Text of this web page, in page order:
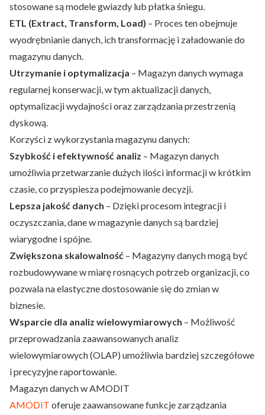
stosowane są modele gwiazdy lub płatka śniegu.
ETL (Extract, Transform, Load) – Proces ten obejmuje
wyodrębnianie danych, ich transformację i załadowanie do
magazynu danych.
Utrzymanie i optymalizacja – Magazyn danych wymaga
regularnej konserwacji, w tym aktualizacji danych,
optymalizacji wydajności oraz zarządzania przestrzenią
dyskową.
Korzyści z wykorzystania magazynu danych:
Szybkość i efektywność analiz – Magazyn danych
umożliwia przetwarzanie dużych ilości informacji w krótkim
czasie, co przyspiesza podejmowanie decyzji.
Lepsza jakość danych – Dzięki procesom integracji i
oczyszczania, dane w magazynie danych są bardziej
wiarygodne i spójne.
Zwiększona skalowalność – Magazyny danych mogą być
rozbudowywane w miarę rosnących potrzeb organizacji, co
pozwala na elastyczne dostosowanie się do zmian w
biznesie.
Wsparcie dla analiz wielowymiarowych – Możliwość
przeprowadzania zaawansowanych analiz
wielowymiarowych (OLAP) umożliwia bardziej szczegółowe
i precyzyjne raportowanie.
Magazyn danych w AMODIT
AMODIT oferuje zaawansowane funkcje zarządzania